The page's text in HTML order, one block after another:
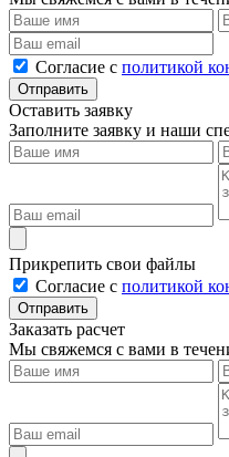
Cогласие с политикой
Отправить
Оставить заявку
Заполните заявку и наши
Прикрепить свои файлы
Cогласие с политикой
Отправить
Заказать расчет
Мы свяжемся с вами в